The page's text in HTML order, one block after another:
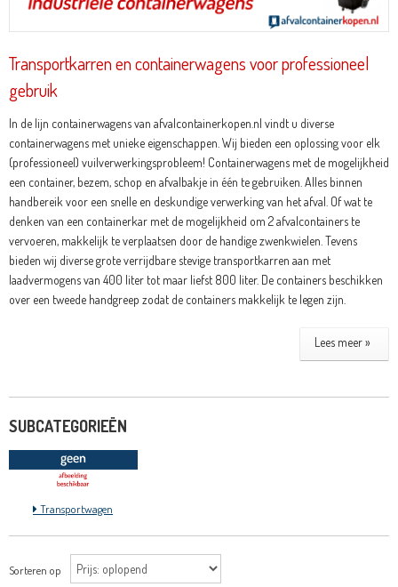
Transportkarren en containerwagens voor professioneel
gebruik
In de lijn containerwagens van afvalcontainerkopen.nl vindt u diverse
containerwagens met unieke eigenschappen. Wij bieden een oplossing voor elk
(professioneel) vuilverwerkingsprobleem! Containerwagens met de mogelijkheid
een container, bezem, schop en afvalbakjein één te gebruiken. Alles binnen
handbereik voor een snelle en deskundigeverwerkingvan het afval. Of wat te
denken van een containerkar met de mogelijkheid om 2 afvalcontainerste
vervoeren, makkelijk te verplaatsen door de handige zwenkwielen. Tevens
bieden wij diverse groteverrijdbare stevige transportkarren aan met
laadvermogens van 400 liter tot maar liefst 800 liter. De containers beschikken
over een tweede handgreep zodat de containers makkelijk te legen zijn.
Lees meer »
SUBCATEGORIEËN
Transportwagen
Sorteren op